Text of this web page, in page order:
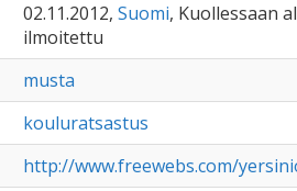
02.11.2012, Suomi, Kuollessaan
ilmoitettu
musta
kouluratsastus
http://www.freewebs.com/